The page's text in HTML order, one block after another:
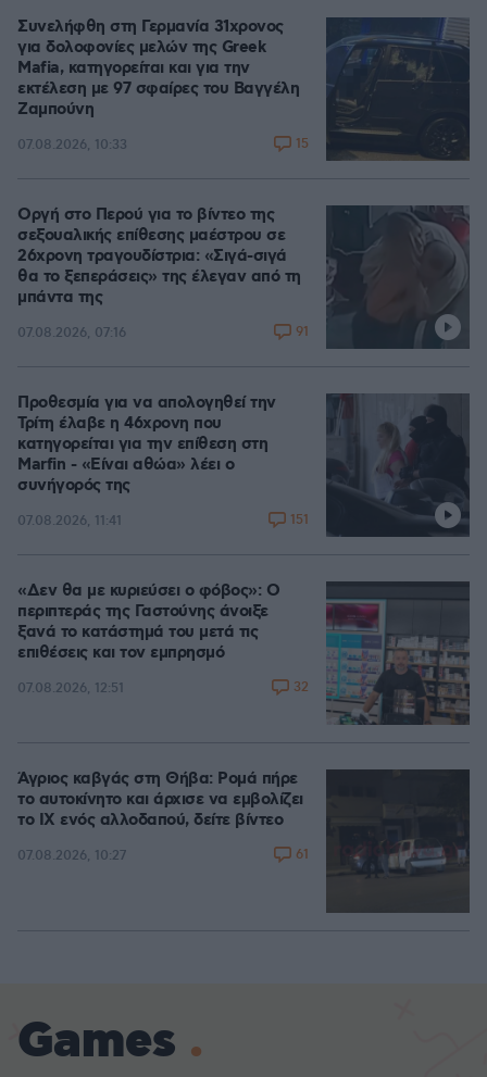
Συνελήφθη στη Γερμανία 31χρονος
για δολοφονίες μελών της Greek
Mafia, κατηγορείται και για την
εκτέλεση με 97 σφαίρες του Βαγγέλη
Ζαμπούνη
07.08.2026, 10:33 15
Οργή στο Περού για το βίντεο της
σεξουαλικής επίθεσης μαέστρου σε
26χρονη τραγουδίστρια: «Σιγά-σιγά
θα το ξεπεράσεις» της έλεγαν από τη
μπάντα της
07.08.2026, 07:16 91
Προθεσμία για να απολογηθεί την
Τρίτη έλαβε η 46χρονη που
κατηγορείται για την επίθεση στη
Marfin - «Είναι αθώα» λέει ο
συνήγορός της
07.08.2026, 11:41 151
«Δεν θα με κυριεύσει ο φόβος»: Ο
περιπτεράς της Γαστούνης άνοιξε
ξανά το κατάστημά του μετά τις
επιθέσεις και τον εμπρησμό
07.08.2026, 12:51 32
Άγριος καβγάς στη Θήβα: Ρομά πήρε
το αυτοκίνητο και άρχισε να εμβολίζει
το ΙΧ ενός αλλοδαπού, δείτε βίντεο
07.08.2026, 10:27 61
Games